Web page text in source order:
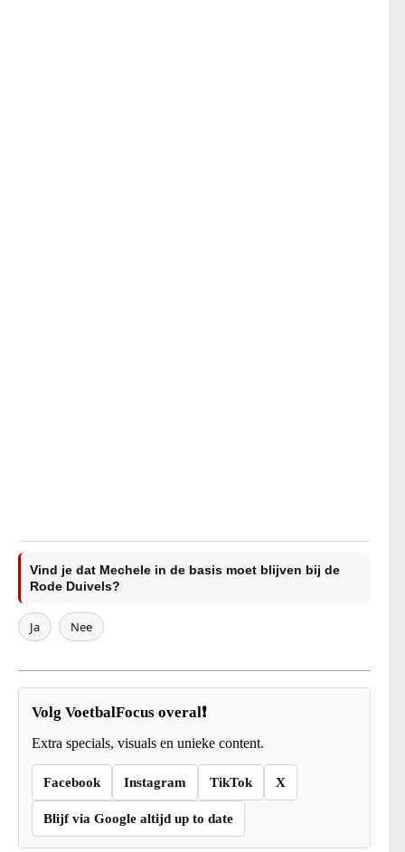
Vind je dat Mechele in de basis moet blijven bij de
Rode Duivels?
Ja Nee
Volg VoetbalFocus overal❗
Extra specials, visuals en unieke content.
Facebook Instagram TikTok X
Blijf via Google altijd up to date